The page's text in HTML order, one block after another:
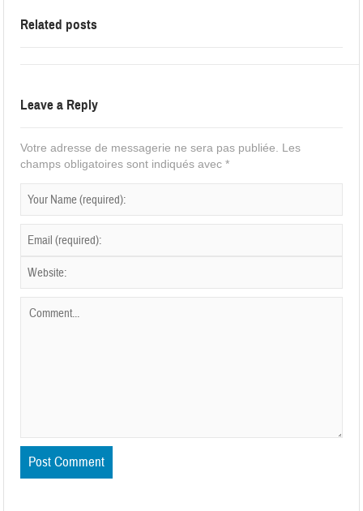
Related posts
Leave a Reply
Votre adresse de messagerie ne sera pas publiée.
Les
champs obligatoires sont indiqués avec*